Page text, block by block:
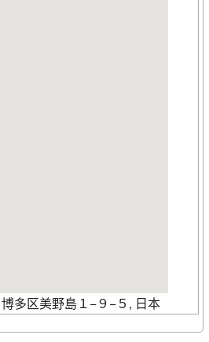
多区美野島１−９−５, 日本